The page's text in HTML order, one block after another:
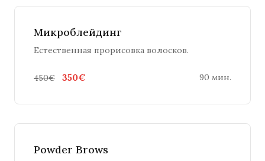
Микроблейдинг
Естественная прорисовка волосков.
450€ 350€ 90 мин.
Powder Brows